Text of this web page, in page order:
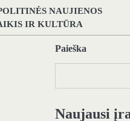
NAUJIENOS
IR KULTŪRA
Paieška
Naujausi